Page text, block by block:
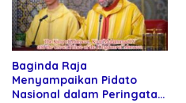
Baginda Raja
Menyampaikan Pidato
Nasional dalam Peringatan